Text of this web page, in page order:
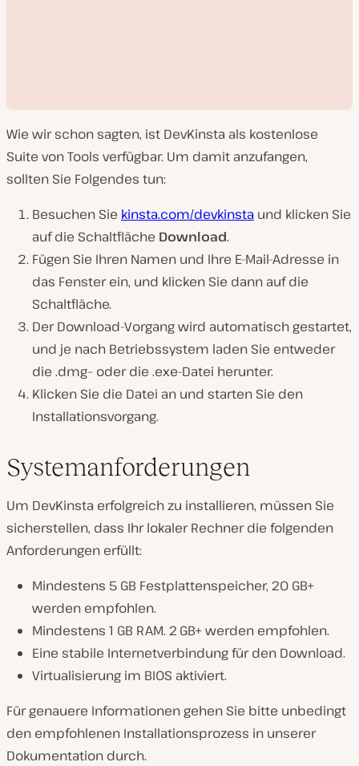
V
i
d
o
b
e
l
e
n
Wie wir schon sagten, ist DevKinsta als kostenlose
Suite von Tools verfügbar. Um damit anzufangen,
sollten Sie Folgendes tun:
Besuchen Sie kinsta.com/devkinsta und klicken Sie
auf die Schaltfläche Download.
Fügen Sie Ihren Namen und Ihre E-Mail-Adresse in
das Fenster ein, und klicken Sie dann auf die
Schaltfläche.
Der Download-Vorgang wird automatisch gestartet,
und je nach Betriebssystem laden Sie entweder
die .dmg– oder die .exe-Datei herunter.
Klicken Sie die Datei an und starten Sie den
Installationsvorgang.
Systemanforderungen
Um DevKinsta erfolgreich zu installieren, müssen Sie
sicherstellen, dass Ihr lokaler Rechner die folgenden
Anforderungen erfüllt:
Mindestens 5 GB Festplattenspeicher, 20 GB+
werden empfohlen.
Mindestens 1 GB RAM. 2 GB+ werden empfohlen.
Eine stabile Internetverbindung für den Download.
Virtualisierung im BIOS aktiviert.
Für genauere Informationen gehen Sie bitte unbedingt
den empfohlenen Installationsprozess in unserer
Dokumentation durch.